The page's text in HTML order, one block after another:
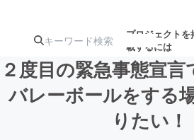
プロジェクトを
載するには
注目の新着プロ 募
２度目の緊急事態宣言
バレーボールをする
りたい！